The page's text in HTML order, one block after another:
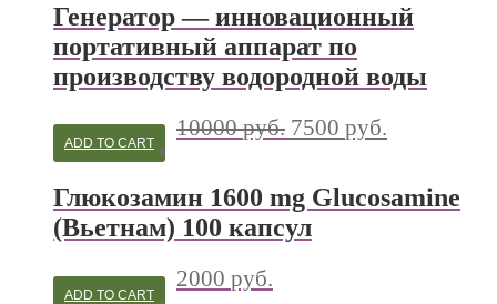
Генератор — инновационный
портативный аппарат по
производству водородной воды
10000руб. 7500 руб.
ADD TO CART
Глюкозамин 1600 mg Glucosamine
(Вьетнам) 100 капсул
2000 руб.
ADD TO CART